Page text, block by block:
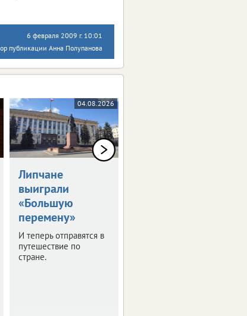
6 февраля 2009 г. 10:01
публикации Анна Полупанова
04.08.2026
Липчане
выиграли
«Большую
перемену»
И теперь отправятся в
путешествие по
стране.